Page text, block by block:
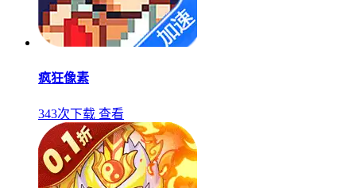
疯狂像素
343次下载 查看